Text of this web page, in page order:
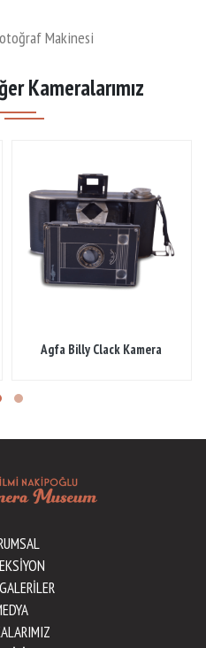
Makinesi
Kameralarımız
Agfa Billy Clack Kamera